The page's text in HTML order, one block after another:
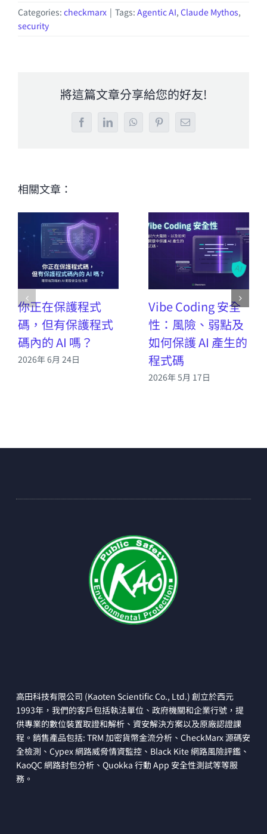
Categories: checkmarx | Tags: Agentic AI, Claude Mythos,
security
將這篇文章分享給您的好友!
FacebookLinkedInWhatsAppPinterestEmail:
相關文章：
你正在保護程式
碼，但有保護程式
碼內的 AI 嗎？
2026年 6月 24日
Vibe Coding 安全
性：風險、弱點及
如何保護 AI 產生的
程式碼
2026年 5月 17日
高田科技有限公司 (Kaoten Scientific Co., Ltd.) 創立於西元
1993年，我們的客戶包括執法單位、政府機關和企業行號，提
供專業的數位裝置取證和解析、資安解決方案以及原廠認證課
程。銷售產品包括: TRM 加密貨幣金流分析、CheckMarx 源碼安
全檢測、Cypex 網路威脅情資監控、Black Kite 網路風險評鑑、
KaoQC 網路封包分析、Quokka 行動 App 安全性測試等等服
務。